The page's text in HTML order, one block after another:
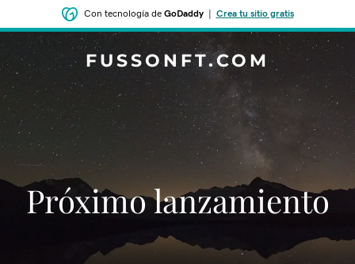
Con tecnología de GoDaddy| Crea tu sitio gratis
FUSSONFT.COM
‌‌Próximo lanzamiento